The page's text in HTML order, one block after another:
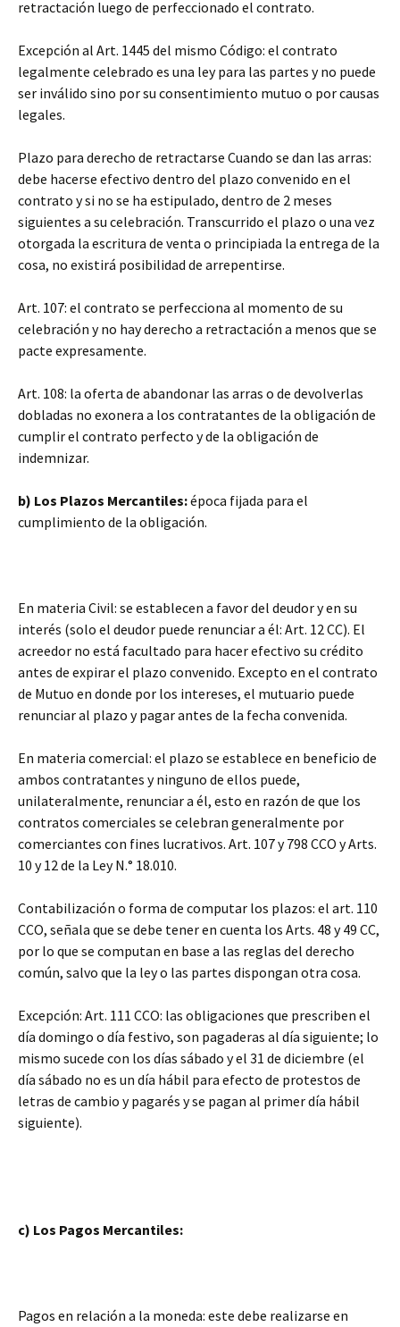
retractación luego de perfeccionado el contrato.
Excepción al Art. 1445 del mismo Código: el contrato
legalmente celebrado es una ley para las partes y no puede
ser inválido sino por su consentimiento mutuo o por causas
legales.
Plazo para derecho de retractarse Cuando se dan las arras:
debe hacerse efectivo dentro del plazo convenido en el
contrato y si no se ha estipulado, dentro de 2 meses
siguientes a su celebración. Transcurrido el plazo o una vez
otorgada la escritura de venta o principiada la entrega de la
cosa, no existirá posibilidad de arrepentirse.
Art. 107: el contrato se perfecciona al momento de su
celebración y no hay derecho a retractación a menos que se
pacte expresamente.
Art. 108: la oferta de abandonar las arras o de devolverlas
dobladas no exonera a los contratantes de la obligación de
cumplir el contrato perfecto y de la obligación de
indemnizar.
b) Los Plazos Mercantiles:época fijada para el
cumplimiento de la obligación.
En materia Civil: se establecen a favor del deudor y en su
interés (solo el deudor puede renunciar a él: Art. 12 CC). El
acreedor no está facultado para hacer efectivo su crédito
antes de expirar el plazo convenido. Excepto en el contrato
de Mutuo en donde por los intereses, el mutuario puede
renunciar al plazo y pagar antes de la fecha convenida.
En materia comercial: el plazo se establece en beneficio de
ambos contratantes y ninguno de ellos puede,
unilateralmente, renunciar a él, esto en razón de que los
contratos comerciales se celebran generalmente por
comerciantes con fines lucrativos. Art. 107 y 798 CCO y Arts.
10 y 12 de la Ley N.° 18.010.
Contabilización o forma de computar los plazos: el art. 110
CCO, señala que se debe tener en cuenta los Arts. 48 y 49 CC,
por lo que se computan en base a las reglas del derecho
común, salvo que la ley o las partes dispongan otra cosa.
Excepción: Art. 111 CCO: las obligaciones que prescriben el
día domingo o día festivo, son pagaderas al día siguiente; lo
mismo sucede con los días sábado y el 31 de diciembre (el
día sábado no es un día hábil para efecto de protestos de
letras de cambio y pagarés y se pagan al primer día hábil
siguiente).
c) Los Pagos Mercantiles:
Pagos en relación a la moneda: este debe realizarse en